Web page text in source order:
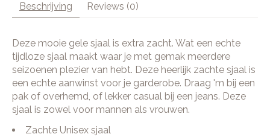
Beschrijving Reviews (0)
Deze mooie gele sjaal is extra zacht. Wat een echte
tijdloze sjaal maakt waar je met gemak meerdere
seizoenen plezier van hebt. Deze heerlijk zachte sjaal is
een echte aanwinst voor je garderobe. Draag 'm bij een
pak of overhemd, of lekker casual bij een jeans. Deze
sjaal is zowel voor mannen als vrouwen.
Zachte Unisex sjaal